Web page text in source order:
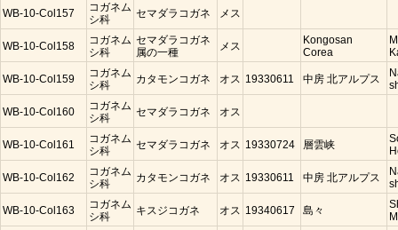
WB-10-Col157
コガネム
シ科
セマダラコガネ メス
WB-10-Col158
コガネム
シ科
セマダラコガネ
属の一種
メス
Kongosan
Corea
WB-10-Col159
コガネム
シ科
カタモンコガネ オス 19330611 中房 北アルプス
WB-10-Col160
コガネム
シ科
セマダラコガネ オス
WB-10-Col161
コガネム
シ科
セマダラコガネ オス 19330724 層雲峡
WB-10-Col162
コガネム
シ科
カタモンコガネ オス 19330611 中房 北アルプス
WB-10-Col163
コガネム
シ科
キスジコガネ オス 19340617 島々